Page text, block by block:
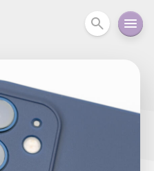
PC関連 ウェアラ
アクションカメラ